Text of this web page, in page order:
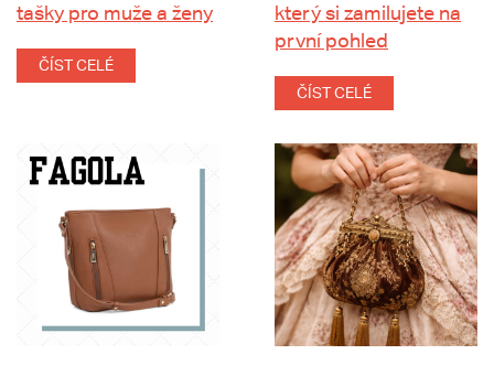
tašky pro muže a ženy
ČÍST CELÉ
který si zamilujete na
první pohled
ČÍST CELÉ